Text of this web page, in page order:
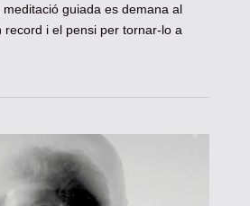
meditació guiada es demana al
record i el pensi per tornar-lo a